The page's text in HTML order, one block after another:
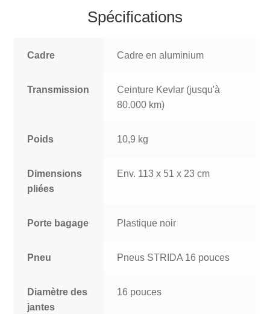
Spécifications
Cadre Cadre en aluminium
Transmission
Ceinture Kevlar (jusqu'à
80.000 km)
Poids 10,9 kg
Dimensions
pliées
Env. 113 x 51 x 23 cm
Porte bagage Plastique noir
Pneu Pneus STRIDA 16 pouces
Diamètre des
jantes
16 pouces